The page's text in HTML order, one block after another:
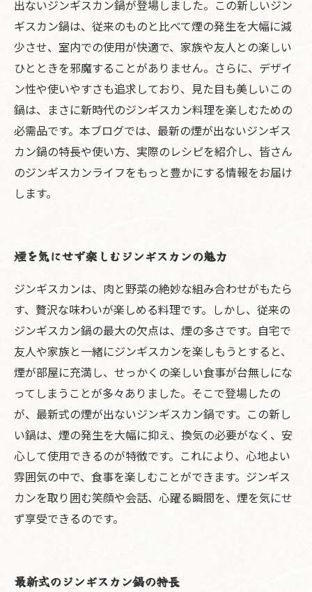
出ないジンギスカン鍋が登場しました。この新しいジン
ギスカン鍋は、従来のものと比べて煙の発生を大幅に減
少させ、室内での使用が快適で、家族や友人との楽しい
ひとときを邪魔することがありません。さらに、デザイ
ン性や使いやすさも追求しており、見た目も美しいこの
鍋は、まさに新時代のジンギスカン料理を楽しむための
必需品です。本ブログでは、最新の煙が出ないジンギス
カン鍋の特長や使い方、実際のレシピを紹介し、皆さん
のジンギスカンライフをもっと豊かにする情報をお届け
します。
煙を気にせず楽しむジンギスカンの魅力
ジンギスカンは、肉と野菜の絶妙な組み合わせがもたら
す、贅沢な味わいが楽しめる料理です。しかし、従来の
ジンギスカン鍋の最大の欠点は、煙の多さです。自宅で
友人や家族と一緒にジンギスカンを楽しもうとすると、
煙が部屋に充満し、せっかくの楽しい食事が台無しにな
ってしまうことが多々ありました。そこで登場したの
が、最新式の煙が出ないジンギスカン鍋です。この新し
い鍋は、煙の発生を大幅に抑え、換気の必要がなく、安
心して使用できるのが特徴です。これにより、心地よい
雰囲気の中で、食事を楽しむことができます。ジンギス
カンを取り囲む笑顔や会話、心躍る瞬間を、煙を気にせ
ず享受できるのです。
最新式のジンギスカン鍋の特長